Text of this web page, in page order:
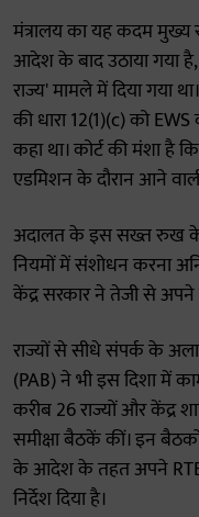
मंत्रालय का यह कदम मुख्य
आदेश के बाद उठाया गया है,
राज्य' मामले में दिया गया
की धारा 12(1)(c) को
कहा था। कोर्ट की मंशा है
एडमिशन के दौरान आने
अदालत के इस सख्त रुख के
नियमों में संशोधन करना
केंद्र सरकार ने तेजी से
राज्यों से सीधे संपर्क के
(PAB) ने भी इस दिशा में
करीब 26 राज्यों और केंद्र
समीक्षा बैठकें कीं। इन
के आदेश के तहत अपने RTE
निर्देश दिया है।